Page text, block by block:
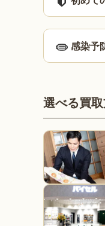
感染予
選べる買